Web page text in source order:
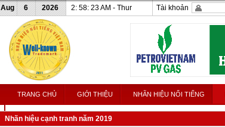
Aug 6 2026 2: 58: 23 AM - Thur Tài khoản
TRANG CHỦ GIỚI THIỆU NHÃN HIỆU NỔI TIẾNG
LIÊN HỆ
Nhãn hiệu cạnh tranh năm 2019